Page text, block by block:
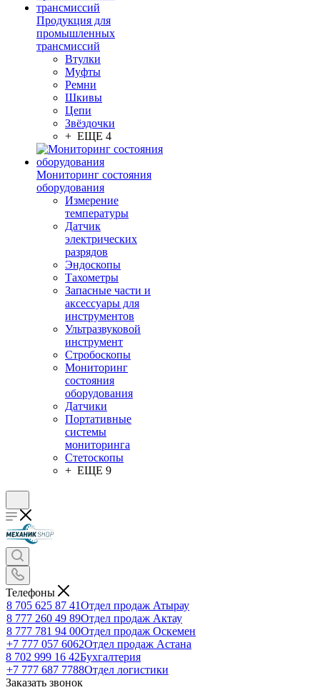
Продукция для
промышленных
трансмиссий
Втулки
Муфты
Ремни
Шкивы
Цепи
Звёздочки
+ ЕЩЕ 4
Мониторинг состояния
оборудования
Измерение
температуры
Датчик
электрических
разрядов
Эндоскопы
Тахометры
Запасные части и
аксессуары для
инструментов
Ультразвуковой
инструмент
Стробоскопы
Мониторинг
состояния
оборудования
Датчики
Портативные
системы
мониторинга
Стетоскопы
+ ЕЩЕ 9
Телефоны
8 705 625 87 41Отдел продаж Атырау
8 777 260 49 89Отдел продаж Актау
8 777 781 94 00Отдел продаж Оскемен
+7 777 057 6062Отдел продаж Астана
8 702 999 16 42Бухгалтерия
+7 777 687 7788Отдел логистики
Заказать звонок